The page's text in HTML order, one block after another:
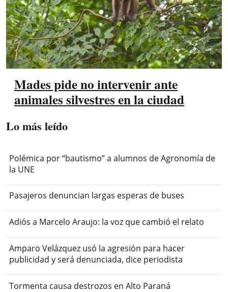
Mades pide no intervenir ante
animales silvestres en la ciudad
Lo más leído
Polémica por “bautismo” a alumnos de Agronomía de
la UNE
Pasajeros denuncian largas esperas de buses
Adiós a Marcelo Araujo: la voz que cambió el relato
Amparo Velázquez usó la agresión para hacer
publicidad y será denunciada, dice periodista
Tormenta causa destrozos en Alto Paraná